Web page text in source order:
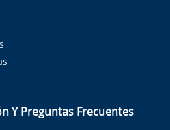
Y Preguntas Frecuentes